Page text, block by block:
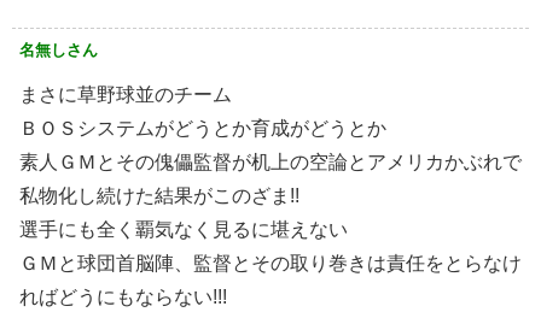
名無しさん
まさに草野球並のチーム
ＢＯＳシステムがどうとか育成がどうとか
素人ＧＭとその傀儡監督が机上の空論とアメリカかぶれで
私物化し続けた結果がこのざま!!
選手にも全く覇気なく見るに堪えない
ＧＭと球団首脳陣、監督とその取り巻きは責任をとらなけ
ればどうにもならない!!!